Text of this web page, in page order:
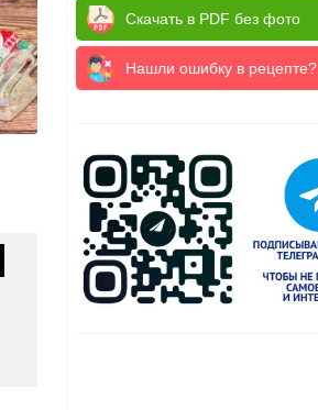
Скачать в PDF без фото
Нашли ошибку в рецепте?